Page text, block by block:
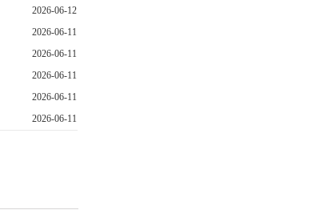
2026-06-12
2026-06-11
2026-06-11
2026-06-11
2026-06-11
2026-06-11